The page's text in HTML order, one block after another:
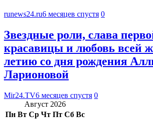
runews24.ru6 месяцев спустя 0
Звездные роли, слава
красавицы и любовь всей
летию со дня рождения
Ларионовой
Mir24.TV6 месяцев спустя 0
Август 2026
Пн Вт Ср Чт Пт Сб Вс